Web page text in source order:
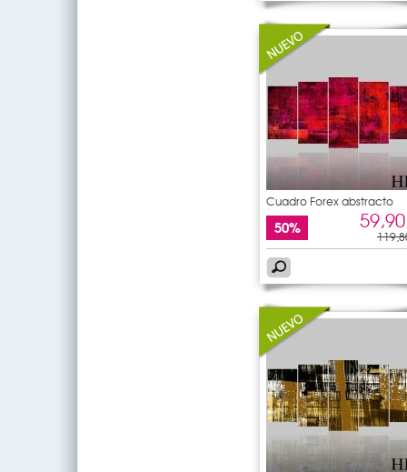
Cuadro Forex abstracto
50%